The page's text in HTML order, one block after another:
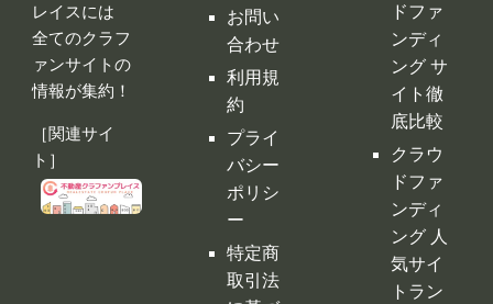
レイスには
全てのクラフ
ァンサイトの
情報が集約！
［関連サイ
ト］
お問い
合わせ
利用規
約
プライ
バシー
ポリシ
ー
特定商
取引法
ドファ
ンディ
ング サ
イト徹
底比較
クラウ
ドファ
ンディ
ング 人
気サイ
トラン